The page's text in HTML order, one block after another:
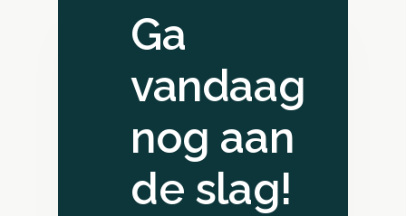
Ga
vandaag
nog aan
de slag!